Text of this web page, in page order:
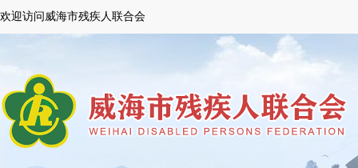
欢迎访问威海市残疾人联合会